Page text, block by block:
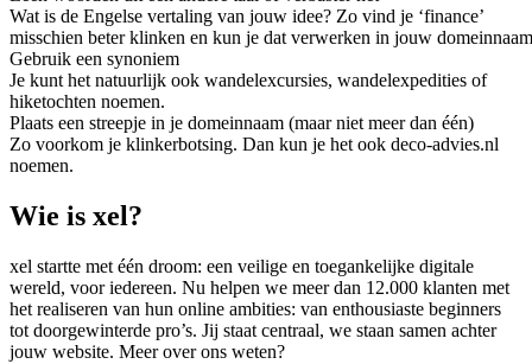
Wat is de Engelse vertaling van jouw idee? Zo vind je ‘finance’
misschien beter klinken en kun je dat verwerken in jouw
Gebruik een synoniem
Je kunt het natuurlijk ook wandelexcursies, wandelexpedities of
hiketochten noemen.
Plaats een streepje in je domeinnaam (maar niet meer dan één)
Zo voorkom je klinkerbotsing. Dan kun je het ook deco-advies.nl
noemen.
Wie is xel?
xel startte met één droom: een veilige en toegankelijke digitale
wereld, voor iedereen. Nu helpen we meer dan 12.000 klanten met
het realiseren van hun online ambities: van enthousiaste beginners
tot doorgewinterde pro’s. Jij staat centraal, we staan samen achter
jouw website. Meer over ons weten?